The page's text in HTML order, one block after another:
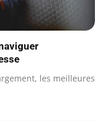
les meilleures